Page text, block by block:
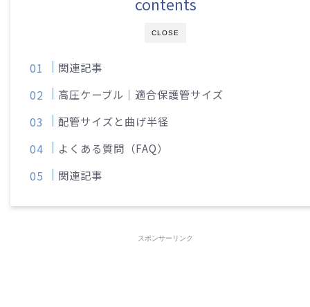
CLOSE
関連記事
高圧ケーブル｜適合保護管サイズ
配管サイズと曲げ半径
よくある質問（FAQ）
関連記事
スポンサーリンク